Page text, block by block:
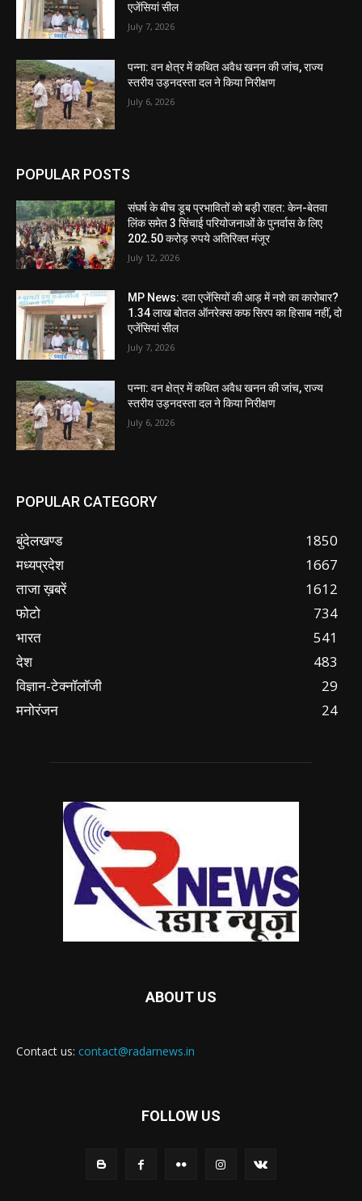
एजेंसियां सील
July 7, 2026
पन्ना: वन क्षेत्र में कथित अवैध खनन की जांच, राज्य
स्तरीय उड़नदस्ता दल ने किया निरीक्षण
July 6, 2026
POPULAR POSTS
संघर्ष के बीच डूब प्रभावितों को बड़ी राहत: केन-बेतवा
लिंक समेत 3 सिंचाई परियोजनाओं के पुनर्वास के लिए
202.50 करोड़ रुपये अतिरिक्त मंजूर
July 12, 2026
MP News: दवा एजेंसियों की आड़ में नशे का कारोबार?
1.34 लाख बोतल ऑनरेक्स कफ सिरप का हिसाब नहीं, दो
एजेंसियां सील
July 7, 2026
पन्ना: वन क्षेत्र में कथित अवैध खनन की जांच, राज्य
स्तरीय उड़नदस्ता दल ने किया निरीक्षण
July 6, 2026
POPULAR CATEGORY
बुंदेलखण्ड
1850
मध्यप्रदेश
1667
ताजा ख़बरें
1612
फोटो
734
भारत
541
देश
483
विज्ञान-टेक्नॉलॉजी
29
मनोरंजन
24
ABOUT US
Contact us: contact@radarnews.in
FOLLOW US